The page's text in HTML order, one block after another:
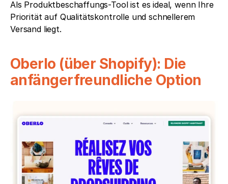
Als Produktbeschaffungs-Tool ist es ideal, wenn Ihre
Priorität auf Qualitätskontrolle und schnellerem
Versand liegt.
Oberlo (über Shopify): Die
anfängerfreundliche Option